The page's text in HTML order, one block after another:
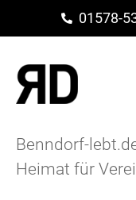
01578-
Benndorf-
Heimat für